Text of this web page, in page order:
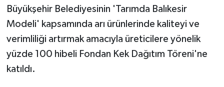
Büyükşehir Belediyesinin 'Tarımda Balıkesir
Modeli' kapsamında arı ürünlerinde kaliteyi ve
verimliliği artırmak amacıyla üreticilere yönelik
yüzde 100 hibeli Fondan Kek Dağıtım Töreni'ne
katıldı.